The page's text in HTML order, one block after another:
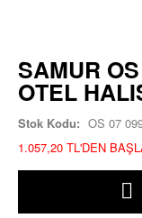
SAMUR
OTEL
Stok Kodu: OS 07
1.057,20 TL'DEN